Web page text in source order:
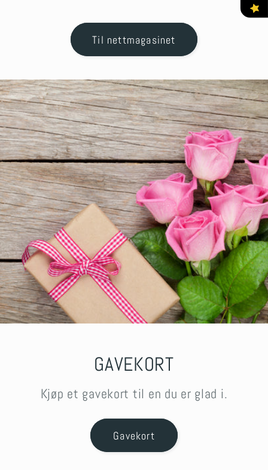
Til nettmagasinet
GAVEKORT
Kjøp et gavekort til en du er glad i.
Gavekort